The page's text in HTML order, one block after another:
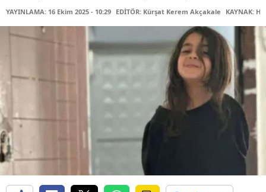
YAYINLAMA: 16 Ekim 2025 - 10:29 EDİTÖR: Kürşat Kerem Akçakale KAYNAK: